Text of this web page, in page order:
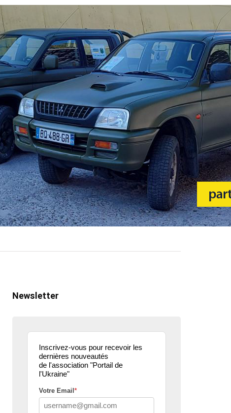
actualité
Newsletter
Inscrivez-vous pour recevoir les
dernières nouveautés
de l'association "Portail de
l'Ukraine"
Votre Email*